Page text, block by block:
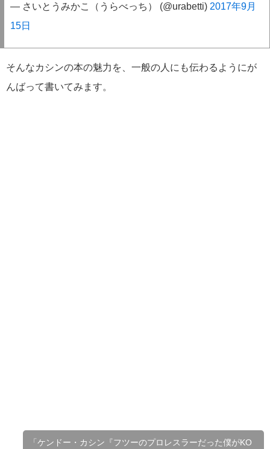
— さいとうみかこ（うらべっち） (@urabetti) 2017年9月
15日
そんなカシンの本の魅力を、一般の人にも伝わるようにが
んばって書いてみます。
「ケンドー・カシン『フツーのプロレスラーだった僕がKO